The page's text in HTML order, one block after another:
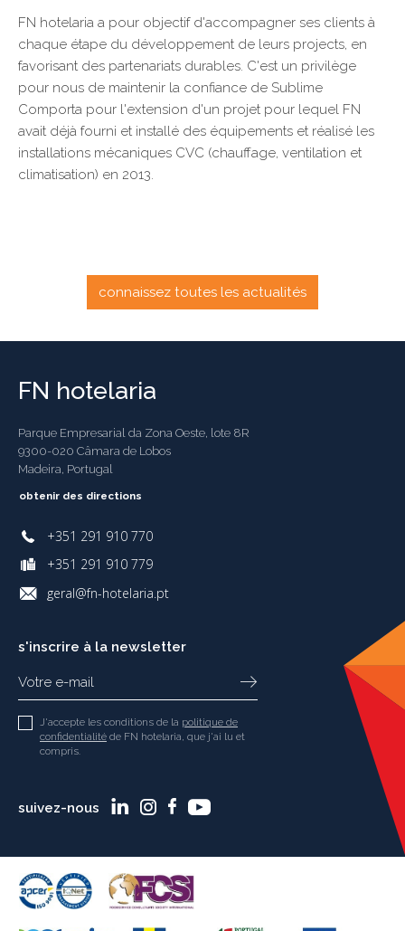
FN hotelaria a pour objectif d'accompagner ses clients à
chaque étape du développement de leurs projects, en
favorisant des partenariats durables. C'est un privilège
pour nous de maintenir la confiance de Sublime
Comporta pour l'extension d'un projet pour lequel FN
avait déjà fourni et installé des équipements et réalisé les
installations mécaniques CVC (chauffage, ventilation et
climatisation) en 2013.
connaissez toutes les actualités
FN hotelaria
Parque Empresarial da Zona Oeste, lote 8R
9300-020 Câmara de Lobos
Madeira, Portugal
obtenir des directions
+351 291 910 770
+351 291 910 779
geral@fn-hotelaria.pt
s'inscrire à la newsletter
J'accepte les conditions de la politique de
confidentialité de FN hotelaria, que j'ai lu et
compris.
suivez-nous